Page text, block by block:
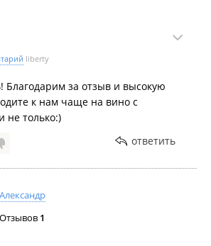
liberty
Благодарим за отзыв и высокую
к нам чаще на вино с
не только:)
ответить
Александр
Отзывов 1